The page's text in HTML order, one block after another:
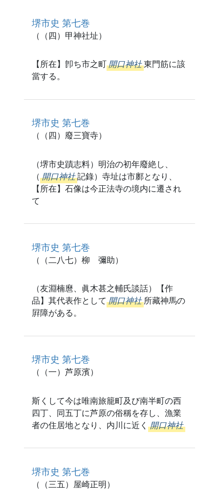
堺市史 第七巻
（（四）甲神社址）
【所在】卽ち市之町 開口神社 東門筋に該
當する。
堺市史 第七巻
（（四）廢三寶寺）
（堺市史蹟志料）明治の初年廢絶し、
（ 開口神社 記錄）寺址は市鄽となり、
【所在】石像は今正法寺の境内に遷され
て
堺市史 第七巻
（（二八七）柳 彌助）
（友淵楠麿、眞木甚之輔氏談話）【作
品】其代表作として 開口神社 所藏神馬の
屛障がある。
堺市史 第七巻
（（一）芦原濱）
斯くして今は唯南旅籠町及び南半町の西
四丁、同五丁に芦原の俗稱を存し、漁業
者の住居地となり、内川に近く 開口神社
堺市史 第七巻
（（三五）屋崎正明）